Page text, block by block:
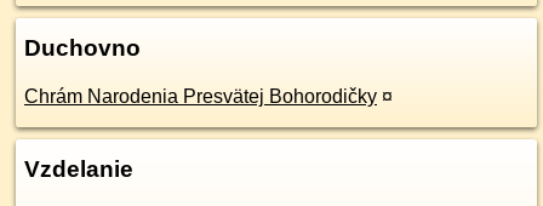
Duchovno
Chrám Narodenia Presvätej Bohorodičky ¤
Vzdelanie